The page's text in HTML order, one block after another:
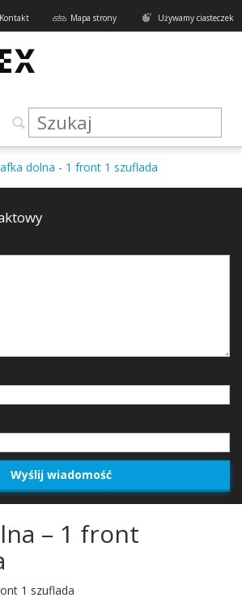
Używamy ciasteczek
Mapa strony
Kontakt
dolna - 1 front 1 szuflada
– 1 front